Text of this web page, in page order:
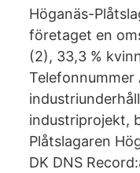
Höganäs-
företaget en
(2), 33,3 %
Telefonnummer
industriprojekt,
Plåtslagaren
DK DNS